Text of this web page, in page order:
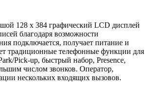
128 х 384 графический LCD дисплей
благодаря возможности
подключается, получает питание и
традиционные телефонные функции для
Pick-up, быстрый набор, Presence,
числом звонков. Оператор,
нескольких входящих вызовов.